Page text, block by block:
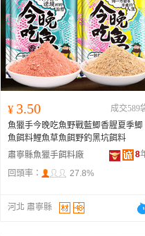
¥ 3.50
成交589
魚獵手今晚吃魚野戰藍鯽香腥夏季鯽
魚餌料鯉魚草魚餌野釣黑坑餌料
肅寧縣魚獵手餌料廠
8
回頭率：
27.8%
河北 肅寧縣